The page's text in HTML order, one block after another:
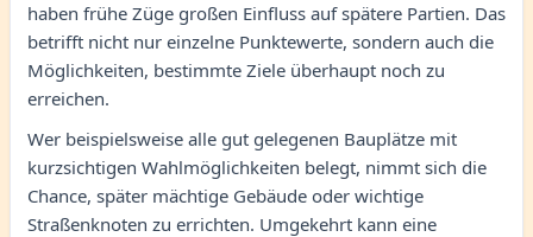
haben frühe Züge großen Einfluss auf spätere Partien. Das
betrifft nicht nur einzelne Punktewerte, sondern auch die
Möglichkeiten, bestimmte Ziele überhaupt noch zu
erreichen.
Wer beispielsweise alle gut gelegenen Bauplätze mit
kurzsichtigen Wahlmöglichkeiten belegt, nimmt sich die
Chance, später mächtige Gebäude oder wichtige
Straßenknoten zu errichten. Umgekehrt kann eine